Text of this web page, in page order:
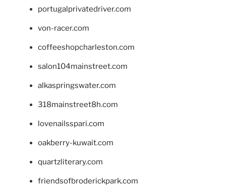
portugalprivatedriver.com
von-racer.com
coffeeshopcharleston.com
salon104mainstreet.com
alkaspringswater.com
318mainstreet8h.com
lovenailsspari.com
oakberry-kuwait.com
quartzliterary.com
friendsofbroderickpark.com